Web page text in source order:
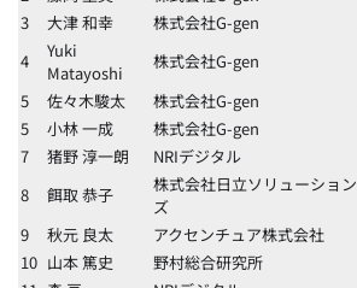
3
大津 和幸 株式会社G-gen
4
Yuki
Matayoshi
株式会社G-gen
5
佐々木駿太 株式会社G-gen
5
小林 一成 株式会社G-gen
7
猪野 淳一朗 NRIデジタル
8
餌取 恭子
株式会社日立ソリューション
ズ
9
秋元 良太 アクセンチュア株式会社
10 山本 篤史 野村総合研究所